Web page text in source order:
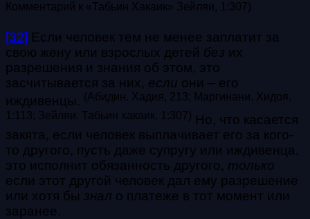
Комментарий к «Табьин Хакаик» Зейляи, 1:307)
[32] Если человек тем не менее заплатит за
свою жену или взрослых детей без их
разрешения и знания об этом, это
засчитывается за них, если они – его
иждивенцы. (Абидин. Хадия, 213; Маргинани. Хидоя,
1:113; Зейляи. Табьин хакаик, 1:307) Но, что касается
закята, если человек выплачивает его за кого-
то другого, пусть даже супругу или иждивенца,
это исполнит обязанность другого, только
если этот другой человек дал ему разрешение
или хотя бы знал о платеже в тот момент или
заранее.